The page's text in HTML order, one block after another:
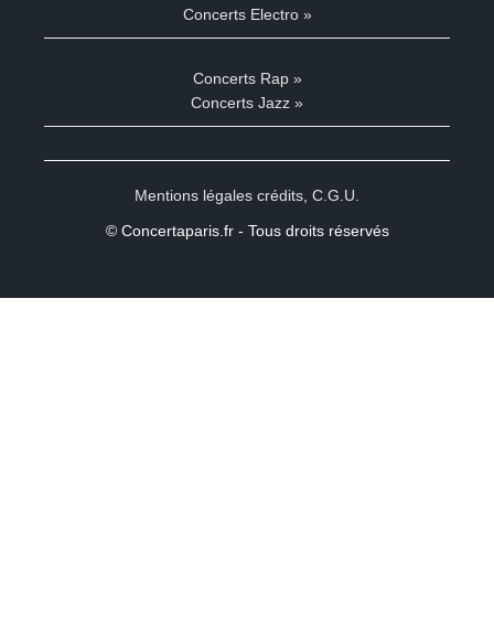
Concerts Electro »
Concerts Rap »
Concerts Jazz »
Mentions légales crédits C.G.U.
© Concertaparis.fr - Tous droits réservés